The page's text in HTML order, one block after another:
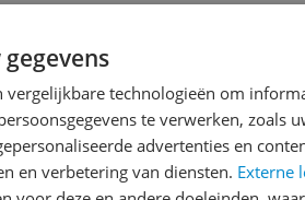
vergelijkbare technologieën om
te verwerken, zoals
advertenties en
en verbetering van diensten. Externe